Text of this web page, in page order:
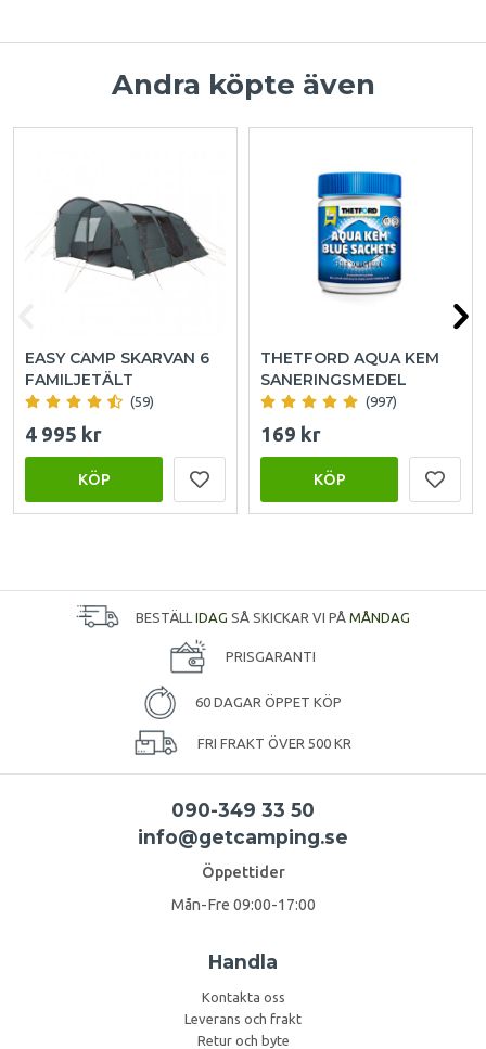
Andra köpte även
EASY CAMP SKARVAN 6
FAMILJETÄLT
(59)
4 995 kr
KÖP
THETFORD AQUA KEM
SANERINGSMEDEL
(997)
169 kr
KÖP
BESTÄLL IDAG SÅ SKICKAR VI PÅ MÅNDAG
PRISGARANTI
60 DAGAR ÖPPET KÖP
FRI FRAKT ÖVER 500 KR
090-349 33 50
info@getcamping.se
Öppettider
Mån-Fre 09:00-17:00
Handla
Kontakta oss
Leverans och frakt
Retur och byte